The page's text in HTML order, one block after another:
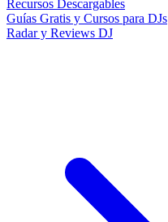
Recursos Descargables
Guías Gratis y Cursos para DJs
Radar y Reviews DJ